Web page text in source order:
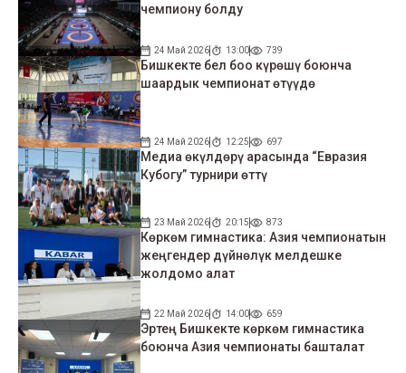
чемпиону болду
24 Май 2026 13:00 739
Бишкекте бел боо күрөшү боюнча
шаардык чемпионат өтүүдө
24 Май 2026 12:25 697
Медиа өкүлдөрү арасында “Евразия
Кубогу” турнири өттү
23 Май 2026 20:15 873
Көркөм гимнастика: Азия чемпионатын
жеңгендер дүйнөлүк мелдешке
жолдомо алат
22 Май 2026 14:00 659
Эртең Бишкекте көркөм гимнастика
боюнча Азия чемпионаты башталат